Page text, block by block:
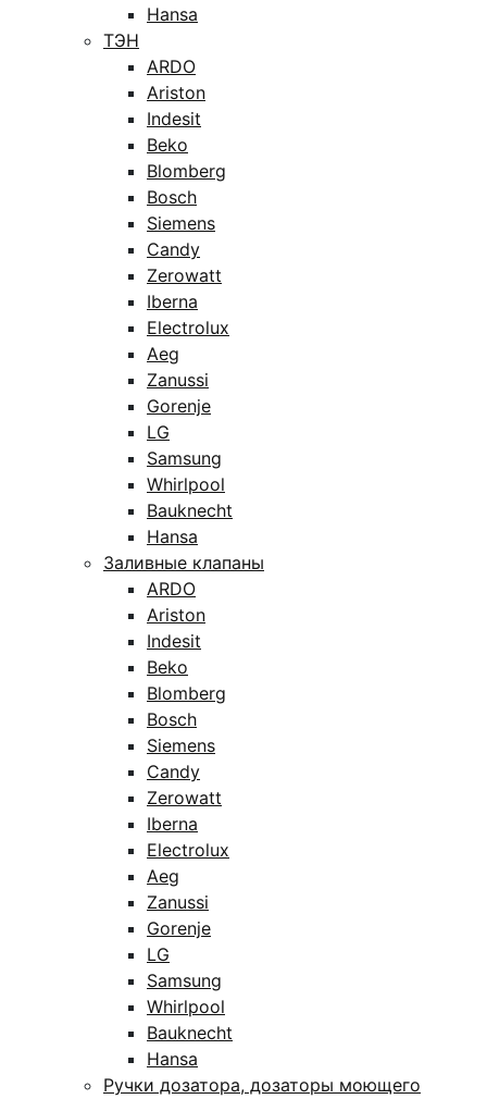
Hansa
ТЭН
ARDO
Ariston
Indesit
Beko
Blomberg
Bosch
Siemens
Candy
Zerowatt
Iberna
Electrolux
Aeg
Zanussi
Gorenje
LG
Samsung
Whirlpool
Bauknecht
Hansa
Заливные клапаны
ARDO
Ariston
Indesit
Beko
Blomberg
Bosch
Siemens
Candy
Zerowatt
Iberna
Electrolux
Aeg
Zanussi
Gorenje
LG
Samsung
Whirlpool
Bauknecht
Hansa
Ручки дозатора, дозаторы моющего